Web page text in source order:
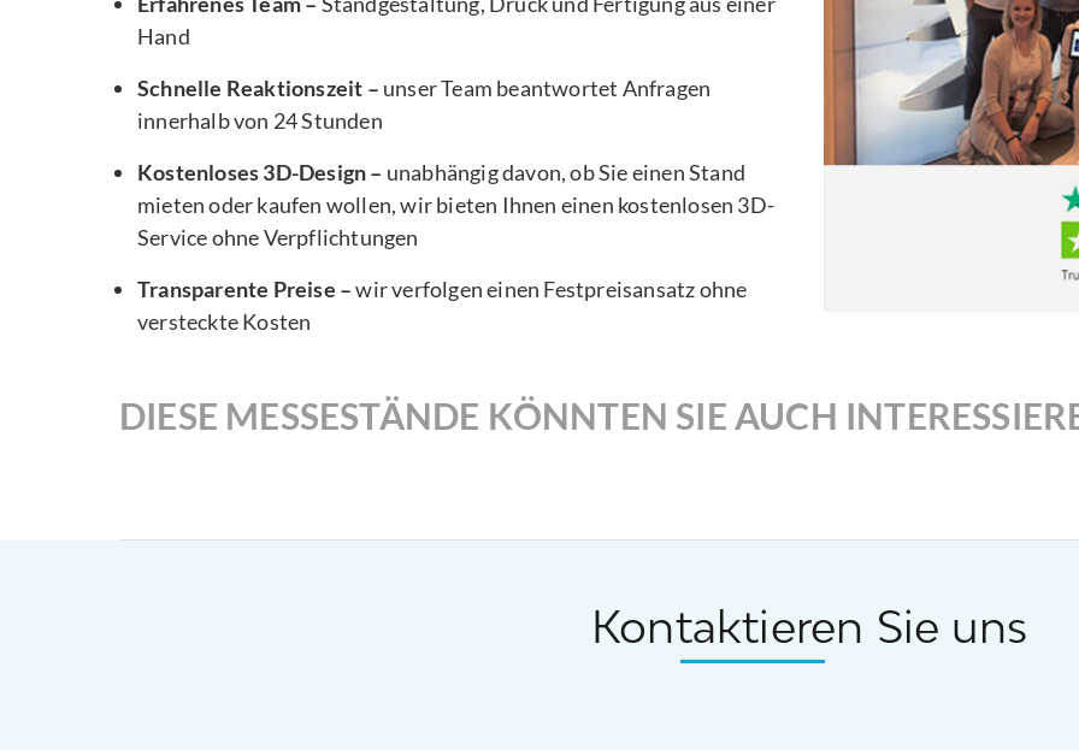
Hand
Schnelle Reaktionszeit – unser Team beantwortet Anfragen
innerhalb von 24 Stunden
Kostenloses 3D-Design – unabhängig davon, ob Sie einen Stand
mieten oder kaufen wollen, wir bieten Ihnen einen kostenlosen 3D-
Service ohne Verpflichtungen
Transparente Preise –wir verfolgen einen Festpreisansatz ohne
versteckte Kosten
DIESE MESSESTÄNDE KÖNNTEN SIE AUCH
Kontaktieren Sie uns